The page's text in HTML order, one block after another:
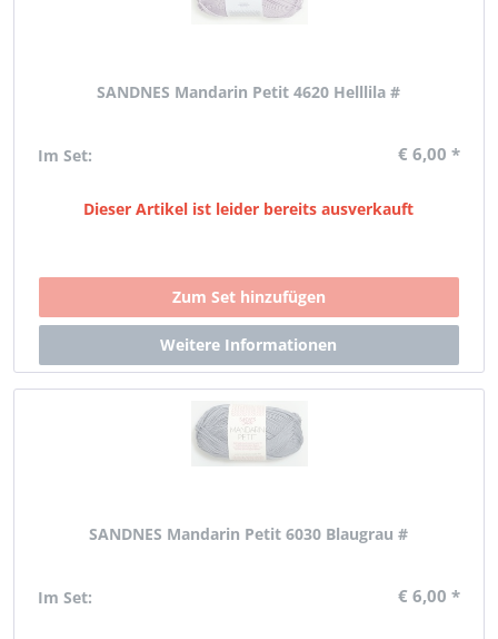
SANDNES Mandarin Petit 4620 Helllila #
Im Set: € 6,00 *
Dieser Artikel ist leider bereits ausverkauft
SANDNES Mandarin Petit 6030 Blaugrau #
Im Set: € 6,00 *